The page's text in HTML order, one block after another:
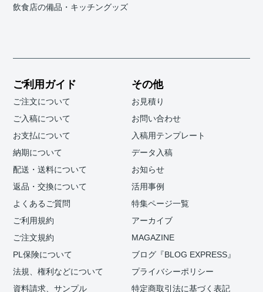
飲食店の備品・キッチングッズ
ご利用ガイド
ご注文について
ご入稿について
お支払について
納期について
配送・送料について
返品・交換について
よくあるご質問
ご利用規約
ご注文規約
PL保険について
法規、権利などについて
資料請求、サンプル
その他
お見積り
お問い合わせ
入稿用テンプレート
データ入稿
お知らせ
活用事例
特集ページ一覧
アーカイブ
MAGAZINE
ブログ『BLOG EXPRESS』
プライバシーポリシー
特定商取引法に基づく表記